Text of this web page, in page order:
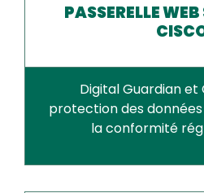
PASSERELLE
Digital Guardian et
protection des
la conformité